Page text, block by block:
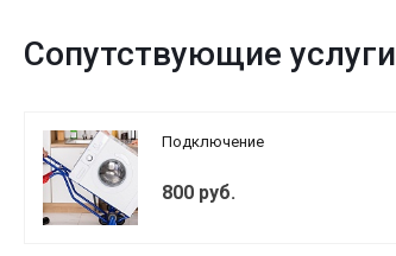
Сопутствующие услуги
Подключение
800 руб.